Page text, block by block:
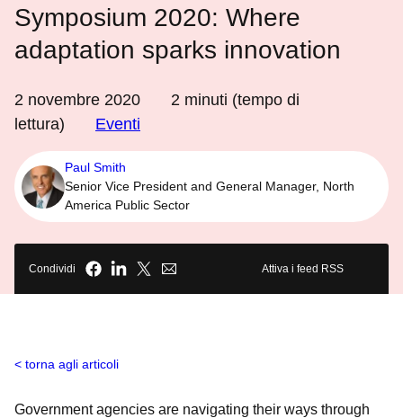
Symposium 2020: Where
adaptation sparks innovation
2 novembre 2020 2 minuti (tempo di
lettura)
Eventi
Paul Smith
Senior Vice President and General Manager, North
America Public Sector
Condividi Attiva i feed RSS
torna agli articoli
Government agencies are navigating their ways through